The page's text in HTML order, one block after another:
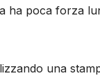
ha poca forza
una